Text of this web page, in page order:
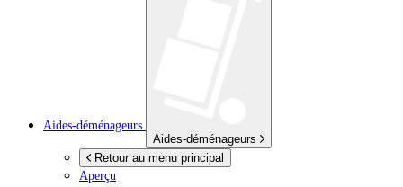
Aides-déménageurs
Aides-déménageurs
Retour au menu principal
Aperçu